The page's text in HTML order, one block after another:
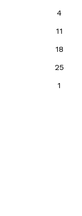
4
11
18
25
1